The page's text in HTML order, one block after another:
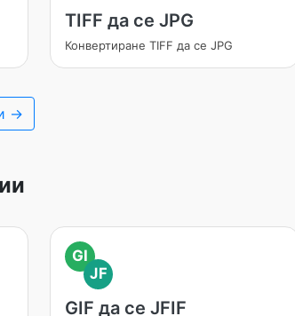
TIFF да се JPG
Конвертиране TIFF да се JPG
→
GI
JF
GIF да се JFIF